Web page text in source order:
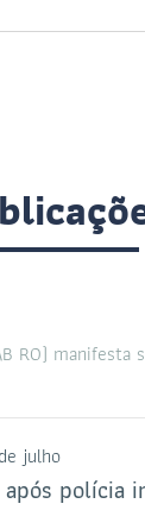
RO)
julho
polícia